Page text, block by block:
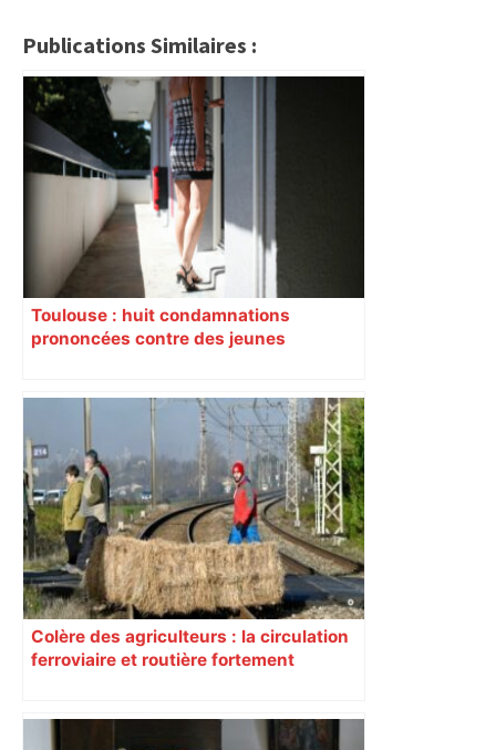
Publications Similaires :
Toulouse : huit condamnations
prononcées contre des jeunes
Colère des agriculteurs : la circulation
ferroviaire et routière fortement